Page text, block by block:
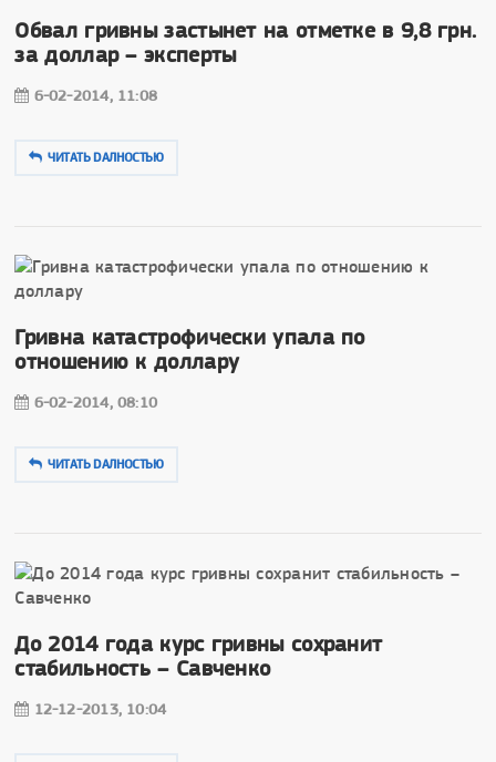
Обвал гривны застынет на отметке в 9,8 грн.
за доллар – эксперты
6-02-2014, 11:08
ЧИТАТЬ DAЛНОСТЬЮ
Гривна катастрофически упала по
отношению к доллару
6-02-2014, 08:10
ЧИТАТЬ DAЛНОСТЬЮ
До 2014 года курс гривны сохранит
стабильность – Савченко
12-12-2013, 10:04